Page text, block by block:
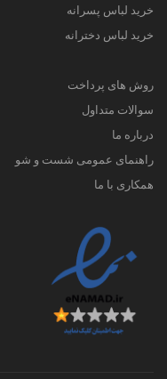
خرید لباس پسرانه
خرید لباس دخترانه
روش های پرداخت
سوالات متداول
درباره ما
راهنمای عمومی شست و شو
همکاری با ما